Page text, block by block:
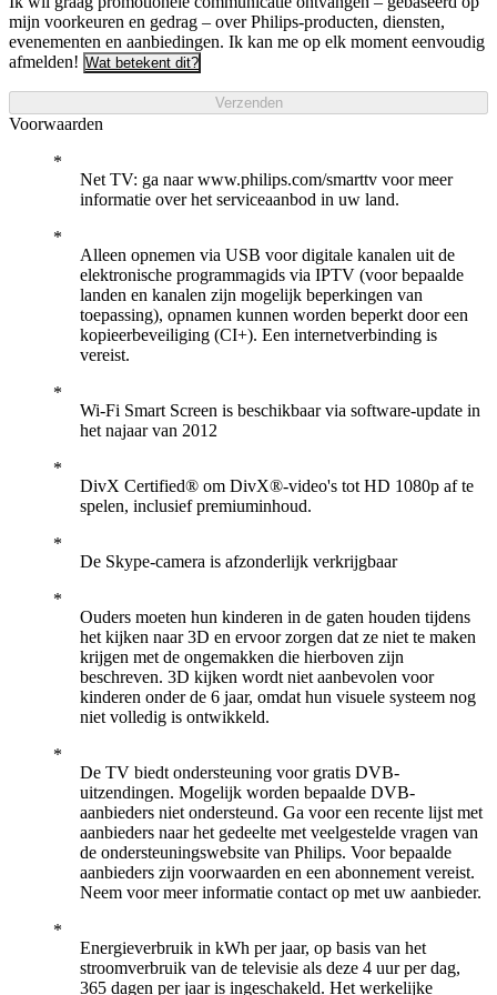
mijn voorkeuren en gedrag – over Philips-producten, diensten,
evenementen en aanbiedingen. Ik kan me op elk moment eenvoudig
afmelden! Wat betekent dit?
Verzenden
Voorwaarden
Net TV: ga naar www.philips.com/smarttv voor meer
informatie over het serviceaanbod in uw land.
Alleen opnemen via USB voor digitale kanalen uit de
elektronische programmagids via IPTV (voor bepaalde
landen en kanalen zijn mogelijk beperkingen van
toepassing), opnamen kunnen worden beperkt door een
kopieerbeveiliging (CI+). Een internetverbinding is
vereist.
Wi-Fi Smart Screen is beschikbaar via software-update in
het najaar van 2012
DivX Certified® om DivX®-video's tot HD 1080p af te
spelen, inclusief premiuminhoud.
De Skype-camera is afzonderlijk verkrijgbaar
Ouders moeten hun kinderen in de gaten houden tijdens
het kijken naar 3D en ervoor zorgen dat ze niet te maken
krijgen met de ongemakken die hierboven zijn
beschreven. 3D kijken wordt niet aanbevolen voor
kinderen onder de 6 jaar, omdat hun visuele systeem nog
niet volledig is ontwikkeld.
De TV biedt ondersteuning voor gratis DVB-
uitzendingen. Mogelijk worden bepaalde DVB-
aanbieders niet ondersteund. Ga voor een recente lijst met
aanbieders naar het gedeelte met veelgestelde vragen van
de ondersteuningswebsite van Philips. Voor bepaalde
aanbieders zijn voorwaarden en een abonnement vereist.
Neem voor meer informatie contact op met uw aanbieder.
Energieverbruik in kWh per jaar, op basis van het
stroomverbruik van de televisie als deze 4 uur per dag,
365 dagen per jaar is ingeschakeld. Het werkelijke